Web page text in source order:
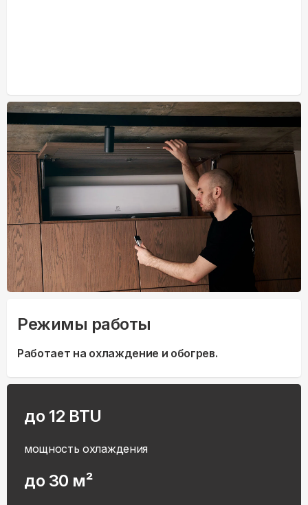
Режимы работы
Работает на охлаждение и обогрев.
до 12 BTU
мощность охлаждения
до 30 м²